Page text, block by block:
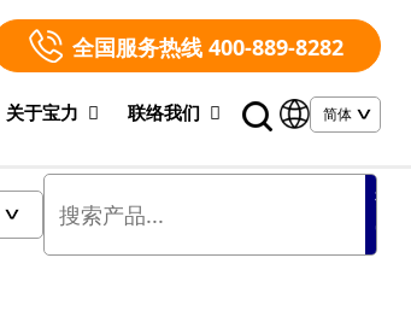
全国服务热线 400-889-8282
关于宝力 联络我们
搜
索